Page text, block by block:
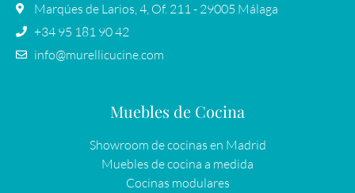
Marqúes de Larios, 4, Of. 211 - 29005 Málaga
+34 95 181 90 42
info@murellicucine.com
Muebles de Cocina
Showroom de cocinas en Madrid
Muebles de cocina a medida
Cocinas modulares